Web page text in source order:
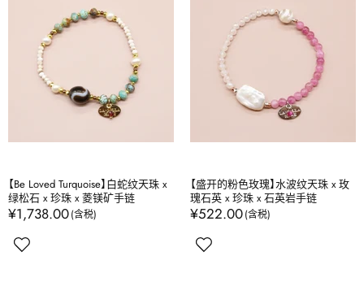
【Be Loved Turquoise】白蛇纹天珠 x
绿松石 x 珍珠 x 菱镁矿手链
¥1,738.00
【盛开的粉色玫瑰】水波纹天珠 x 玫
瑰石英 x 珍珠 x 石英岩手链
¥522.00